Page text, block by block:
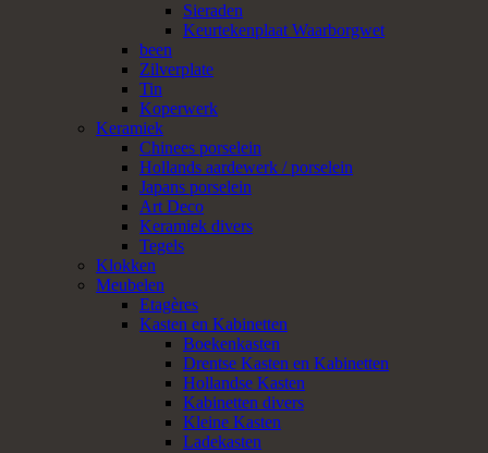
Sieraden
Keurtekenplaat Waarborgwet
been
Zilverplate
Tin
Koperwerk
Keramiek
Chinees porselein
Hollands aardewerk / porselein
Japans porselein
Art Deco
Keramiek divers
Tegels
Klokken
Meubelen
Etagères
Kasten en Kabinetten
Boekenkasten
Drentse Kasten en Kabinetten
Hollandse Kasten
Kabinetten divers
Kleine Kasten
Ladekasten